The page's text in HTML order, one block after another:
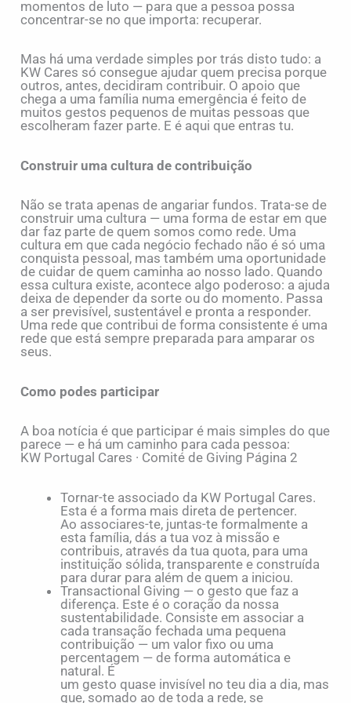
momentos de luto — para que a pessoa possa
concentrar-se no que importa: recuperar.
Mas há uma verdade simples por trás disto tudo: a
KW Cares só consegue ajudar quem precisa porque
outros, antes, decidiram contribuir. O apoio que
chega a uma família numa emergência é feito de
muitos gestos pequenos de muitas pessoas que
escolheram fazer parte. E é aqui que entras tu.
Construir uma cultura de contribuição
Não se trata apenas de angariar fundos. Trata-se de
construir uma cultura — uma forma de estar em que
dar faz parte de quem somos como rede. Uma
cultura em que cada negócio fechado não é só uma
conquista pessoal, mas também uma oportunidade
de cuidar de quem caminha ao nosso lado. Quando
essa cultura existe, acontece algo poderoso: a ajuda
deixa de depender da sorte ou do momento. Passa
a ser previsível, sustentável e pronta a responder.
Uma rede que contribui de forma consistente é uma
rede que está sempre preparada para amparar os
seus.
Como podes participar
A boa notícia é que participar é mais simples do que
parece — e há um caminho para cada pessoa:
KW Portugal Cares · Comité de Giving Página 2
Tornar-te associado da KW Portugal Cares.
Esta é a forma mais direta de pertencer.
Ao associares-te, juntas-te formalmente a
esta família, dás a tua voz à missão e
contribuis, através da tua quota, para uma
instituição sólida, transparente e construída
para durar para além de quem a iniciou.
Transactional Giving — o gesto que faz a
diferença. Este é o coração da nossa
sustentabilidade. Consiste em associar a
cada transação fechada uma pequena
contribuição — um valor fixo ou uma
percentagem — de forma automática e
natural. É
um gesto quase invisível no teu dia a dia, mas
que, somado ao de toda a rede, se